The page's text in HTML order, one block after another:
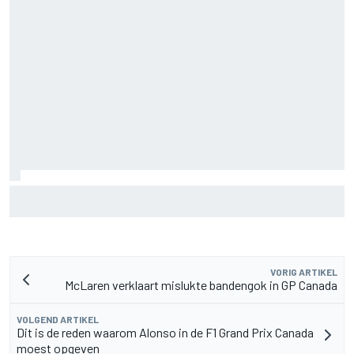
VORIG ARTIKEL
McLaren verklaart mislukte bandengok in GP Canada
VOLGEND ARTIKEL
Dit is de reden waarom Alonso in de F1 Grand Prix Canada
moest opgeven